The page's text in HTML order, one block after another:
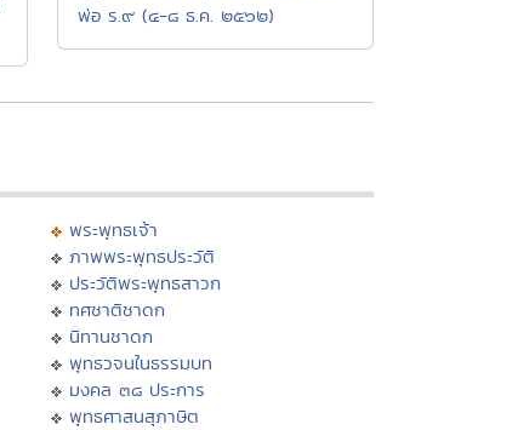
พ่อ ร.๙ (๔-๘ ธ.ค. ๒๕๖๒)
พระพุทธเจ้า
ภาพพระพุทธประวัติ
ประวัติพระพุทธสาวก
ทศชาติชาดก
นิทานชาดก
พุทธวจนในธรรมบท
มงคล ๓๘ ประการ
พุทธศาสนสุภาษิต